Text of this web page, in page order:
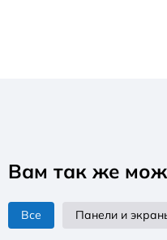
Вам так же
Все Панели и